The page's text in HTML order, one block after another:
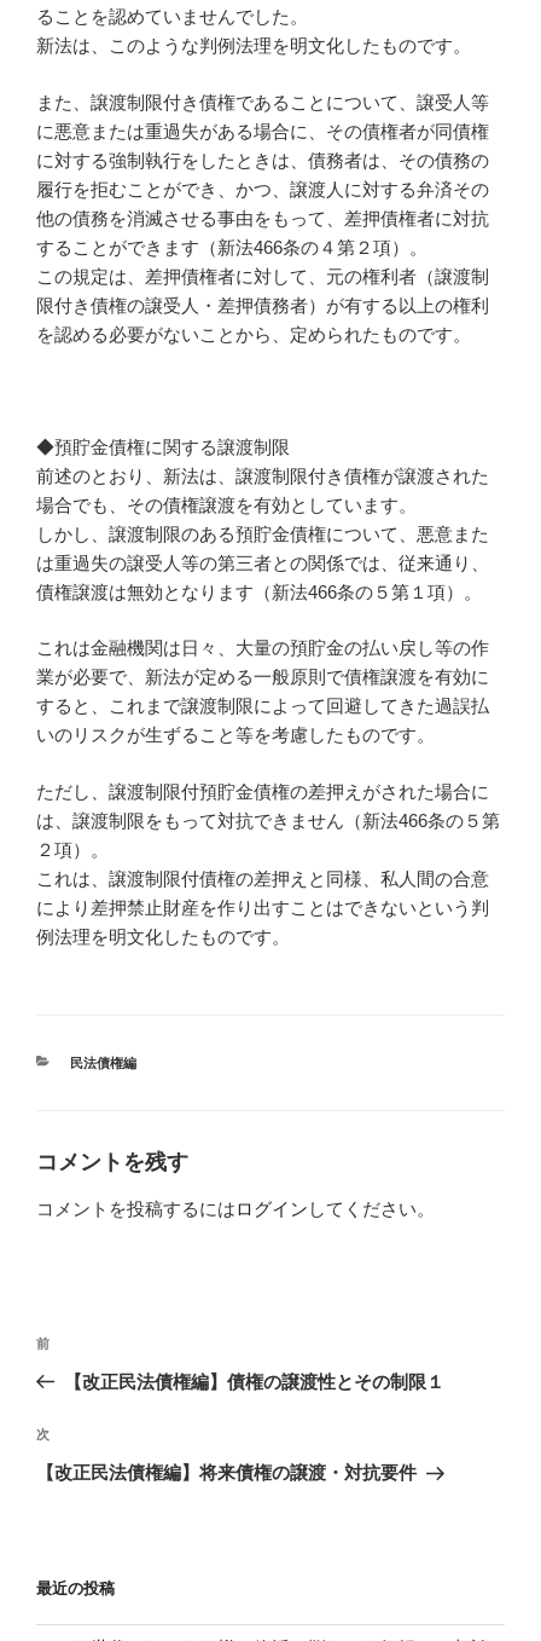
ることを認めていませんでした。
新法は、このような判例法理を明文化したものです。
また、譲渡制限付き債権であることについて、譲受人等
に悪意または重過失がある場合に、その債権者が同債権
に対する強制執行をしたときは、債務者は、その債務の
履行を拒むことができ、かつ、譲渡人に対する弁済その
他の債務を消滅させる事由をもって、差押債権者に対抗
することができます（新法466条の４第２項）。
この規定は、差押債権者に対して、元の権利者（譲渡制
限付き債権の譲受人・差押債務者）が有する以上の権利
を認める必要がないことから、定められたものです。
◆預貯金債権に関する譲渡制限
前述のとおり、新法は、譲渡制限付き債権が譲渡された
場合でも、その債権譲渡を有効としています。
しかし、譲渡制限のある預貯金債権について、悪意また
は重過失の譲受人等の第三者との関係では、従来通り、
債権譲渡は無効となります（新法466条の５第１項）。
これは金融機関は日々、大量の預貯金の払い戻し等の作
業が必要で、新法が定める一般原則で債権譲渡を有効に
すると、これまで譲渡制限によって回避してきた過誤払
いのリスクが生ずること等を考慮したものです。
ただし、譲渡制限付預貯金債権の差押えがされた場合に
は、譲渡制限をもって対抗できません（新法466条の５第
２項）。
これは、譲渡制限付債権の差押えと同様、私人間の合意
により差押禁止財産を作り出すことはできないという判
例法理を明文化したものです。
カ
ー
民法債権編
コメントを残す
コメントを投稿するにはログイン してください。
投
ビ
ゲ
ン
過
去
投
稿
前
【改正民法債権編】債権の譲渡性とその制限１
次
の
次
【改正民法債権編】将来債権の譲渡・対抗要件
最近の投稿